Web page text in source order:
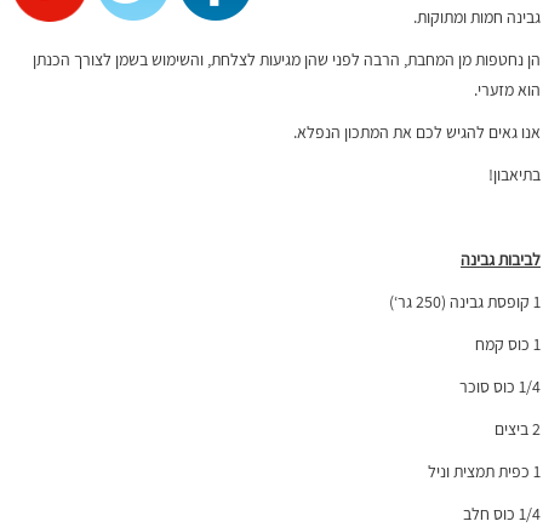
גבינה חמות ומתוקות.
הן נחטפות מן המחבת, הרבה לפני שהן מגיעות לצלחת, והשימוש בשמן לצורך הכנתן
הוא מזערי.
אנו גאים להגיש לכם את המתכון הנפלא.
בתיאבון!
לביבות גבינה
1 קופסת גבינה (250 גר‘)
1 כוס קמח
1/4 כוס סוכר
2 ביצים
1 כפית תמצית וניל
1/4 כוס חלב